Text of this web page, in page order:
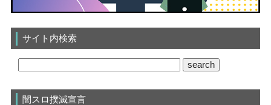
サイト内検索
闇スロ撲滅宣言